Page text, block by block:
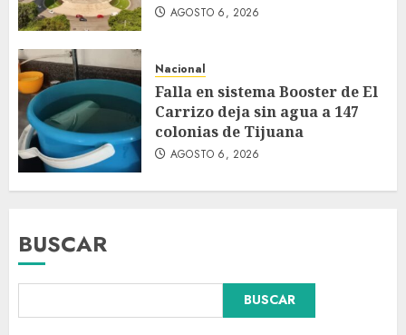
AGOSTO 6, 2026
Nacional
Falla en sistema Booster de El
Carrizo deja sin agua a 147
colonias de Tijuana
AGOSTO 6, 2026
BUSCAR
BUSCAR
Falla en sistema Booster de El
Carrizo deja sin agua a 147